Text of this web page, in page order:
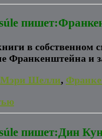
в собственном
Франкенштейна и
Мэри Шелли,
пишет:Дин